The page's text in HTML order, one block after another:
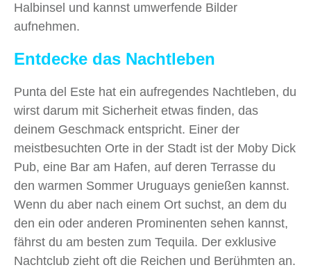
Halbinsel und kannst umwerfende Bilder
aufnehmen.
Entdecke das Nachtleben
Punta del Este hat ein aufregendes Nachtleben, du
wirst darum mit Sicherheit etwas finden, das
deinem Geschmack entspricht. Einer der
meistbesuchten Orte in der Stadt ist der Moby Dick
Pub, eine Bar am Hafen, auf deren Terrasse du
den warmen Sommer Uruguays genießen kannst.
Wenn du aber nach einem Ort suchst, an dem du
den ein oder anderen Prominenten sehen kannst,
fährst du am besten zum Tequila. Der exklusive
Nachtclub zieht oft die Reichen und Berühmten an.